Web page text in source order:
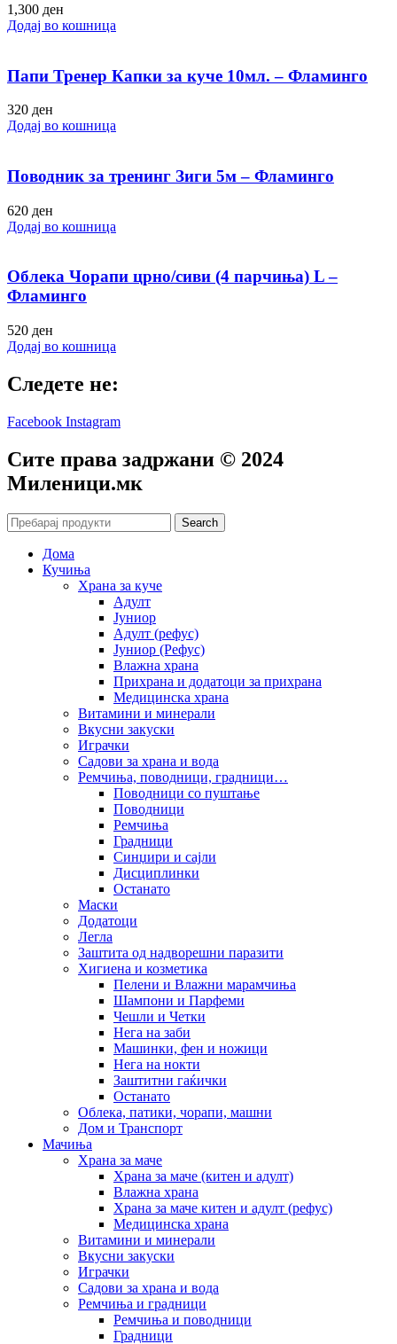
1,300 ден
Додај во кошница
Папи Тренер Капки за куче 10мл. – Фламинго
320 ден
Додај во кошница
Поводник за тренинг Зиги 5м – Фламинго
620 ден
Додај во кошница
Облека Чорапи црно/сиви (4 парчиња) L –
Фламинго
520 ден
Додај во кошница
Следете не:
Facebook Instagram
Сите права задржани © 2024
Mиленици.мк
Search
Дома
Кучиња
Храна за куче
Адулт
Јуниор
Адулт (рефус)
Јуниор (Рефус)
Влажна храна
Прихрана и додатоци за прихрана
Медицинска храна
Витамини и минерали
Вкусни закуски
Играчки
Садови за храна и вода
Ремчиња, поводници, градници…
Поводници со пуштање
Поводници
Ремчиња
Градници
Синџири и сајли
Дисциплинки
Останато
Маски
Додатоци
Легла
Заштита од надворешни паразити
Хигиена и козметика
Пелени и Влажни марамчиња
Шампони и Парфеми
Чешли и Четки
Нега на заби
Машинки, фен и ножици
Нега на нокти
Заштитни гаќички
Останато
Облека, патики, чорапи, машни
Дом и Транспорт
Мачиња
Храна за маче
Храна за маче (китен и адулт)
Влажна храна
Храна за маче китен и адулт (рефус)
Медицинска храна
Витамини и минерали
Вкусни закуски
Играчки
Садови за храна и вода
Ремчиња и градници
Ремчиња и поводници
Градници